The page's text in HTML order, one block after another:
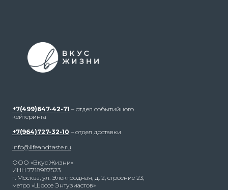
+7(499)647-42-71 – отдел событийного
кейтеринга
+7(964)727-32-10 – отдел доставки
info@lifeandtaste.ru
ООО «Вкус Жизни»
ИНН 7718987523
г. Москва, ул. Электродная, д. 2, строение 23,
метро «Шоссе Энтузиастов»